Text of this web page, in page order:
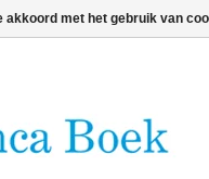
akkoord met het gebruik van